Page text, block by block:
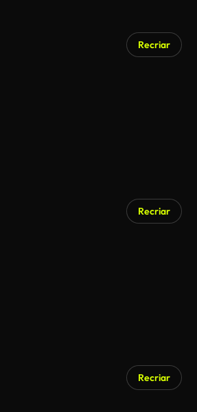
Recriar
Recriar
Recriar